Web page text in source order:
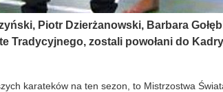
Piotr Dzierżanowski, Barbara
Tradycyjnego, zostali powołani do
karateków na ten sezon, to Mistrzostwa